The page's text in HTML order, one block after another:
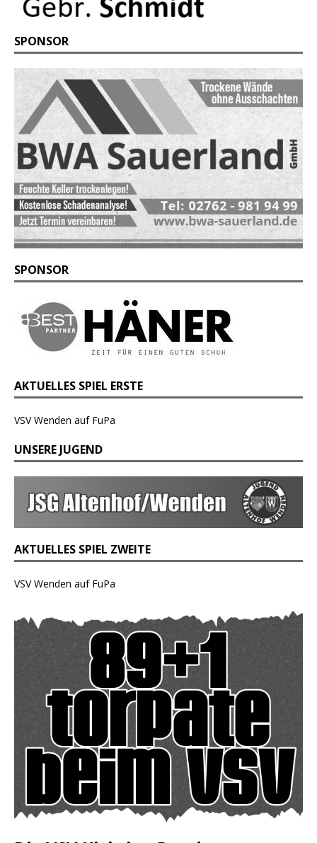
SPONSOR
SPONSOR
AKTUELLES SPIEL ERSTE
VSV Wenden auf FuPa
UNSERE JUGEND
AKTUELLES SPIEL ZWEITE
VSV Wenden auf FuPa